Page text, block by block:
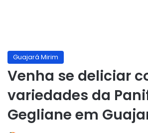
Guajará Mirim
Venha se deliciar
variedades da
Gegliane em